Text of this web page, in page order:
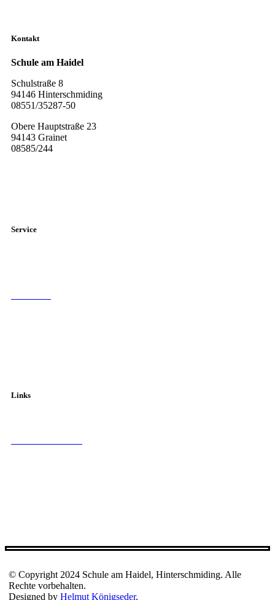
Kontakt
Schule am Haidel
Schulstraße 8
94146 Hinterschmiding
08551/35287-50
Obere Hauptstraße 23
94143 Grainet
08585/244
Service
Links
© Copyright 2024 Schule am Haidel, Hinterschmiding. Alle
Rechte vorbehalten.
Designed by Helmut Königseder.